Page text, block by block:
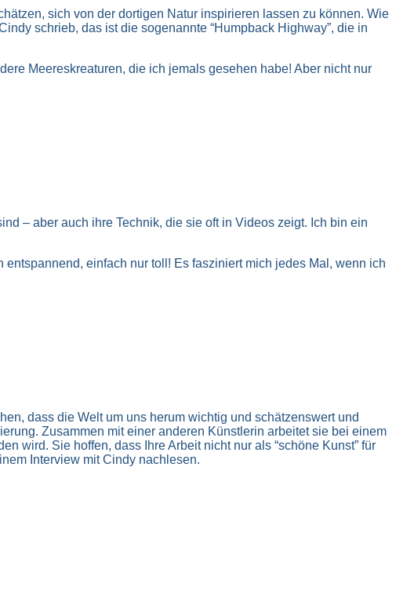
sich von der dortigen Natur inspirieren lassen zu können. Wie
schrieb, das ist die sogenannte “Humpback Highway”, die in
Meereskreaturen, die ich jemals gesehen habe! Aber nicht nur
– aber auch ihre Technik, die sie oft in Videos zeigt. Ich bin ein
einfach nur toll! Es fasziniert mich jedes Mal, wenn ich
dass die Welt um uns herum wichtig und schätzenswert und
Zusammen mit einer anderen Künstlerin arbeitet sie bei einem
wird. Sie hoffen, dass Ihre Arbeit nicht nur als “schöne Kunst” für
Interview mit Cindy nachlesen.